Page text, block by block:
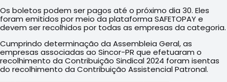
Os boletos podem ser pagos até o próximo dia 30. Eles
foram emitidos por meio da plataforma SAFETOPAY e
devem ser recolhidos por todas as empresas da categoria.
Cumprindo determinação da Assembleia Geral, as
empresas associadas ao Sincor-PR que efetuaram o
recolhimento da Contribuição Sindical 2024 foram isentas
do recolhimento da Contribuição Assistencial Patronal.